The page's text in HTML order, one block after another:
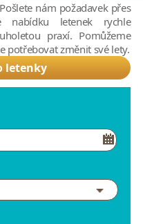
nám požadavek přes
nabídku letenek rychle
praxí. Pomůžeme
potřebovat změnit své lety.
letenky